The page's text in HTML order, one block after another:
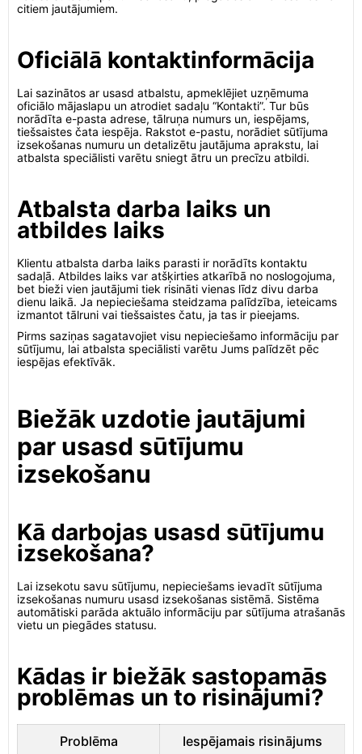
citiem jautājumiem.
Oficiālā kontaktinformācija
Lai sazinātos ar usasd atbalstu, apmeklējiet uzņēmuma
oficiālo mājaslapu un atrodiet sadaļu “Kontakti”. Tur būs
norādīta e-pasta adrese, tālruņa numurs un, iespējams,
tiešsaistes čata iespēja. Rakstot e-pastu, norādiet sūtījuma
izsekošanas numuru un detalizētu jautājuma aprakstu, lai
atbalsta speciālisti varētu sniegt ātru un precīzu atbildi.
Atbalsta darba laiks un
atbildes laiks
Klientu atbalsta darba laiks parasti ir norādīts kontaktu
sadaļā. Atbildes laiks var atšķirties atkarībā no noslogojuma,
bet bieži vien jautājumi tiek risināti vienas līdz divu darba
dienu laikā. Ja nepieciešama steidzama palīdzība, ieteicams
izmantot tālruni vai tiešsaistes čatu, ja tas ir pieejams.
Pirms saziņas sagatavojiet visu nepieciešamo informāciju par
sūtījumu, lai atbalsta speciālisti varētu Jums palīdzēt pēc
iespējas efektīvāk.
Biežāk uzdotie jautājumi
par usasd sūtījumu
izsekošanu
Kā darbojas usasd sūtījumu
izsekošana?
Lai izsekotu savu sūtījumu, nepieciešams ievadīt sūtījuma
izsekošanas numuru usasd izsekošanas sistēmā. Sistēma
automātiski parāda aktuālo informāciju par sūtījuma atrašanās
vietu un piegādes statusu.
Kādas ir biežāk sastopamās
problēmas un to risinājumi?
Problēma Iespējamais risinājums